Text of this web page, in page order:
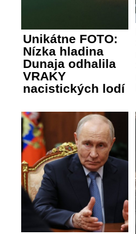
Unikátne FOTO:
Nízka hladina
Dunaja odhalila
VRAKY
nacistických lodí